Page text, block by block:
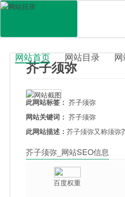
百科目录
网站首页 网站目录
芥子须弥
此网站标签： 芥子须弥
网站关键词： 芥子须弥
此网站描述：芥子须弥又称须弥
芥子须弥_网站SEO信息
百度权重